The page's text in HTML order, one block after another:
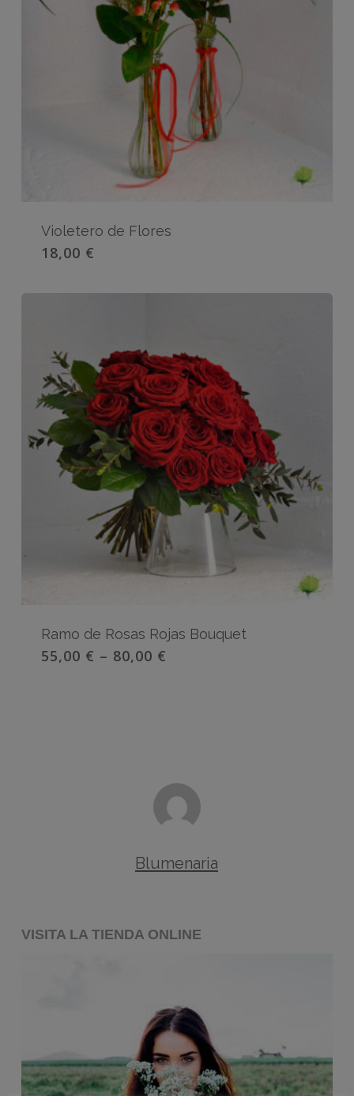
Violetero de Flores
18,00 €
Ramo de Rosas Rojas Bouquet
55,00 € – 80,00 €
Blumenaria
VISITA LA TIENDA ONLINE